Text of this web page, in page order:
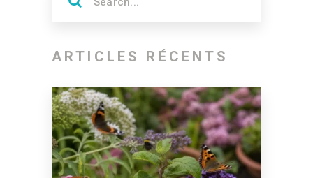
ARTICLES RÉCENTS